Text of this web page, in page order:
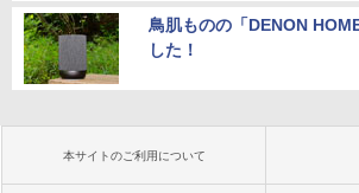
鳥肌ものの「DENON
した！
本サイトのご利用について